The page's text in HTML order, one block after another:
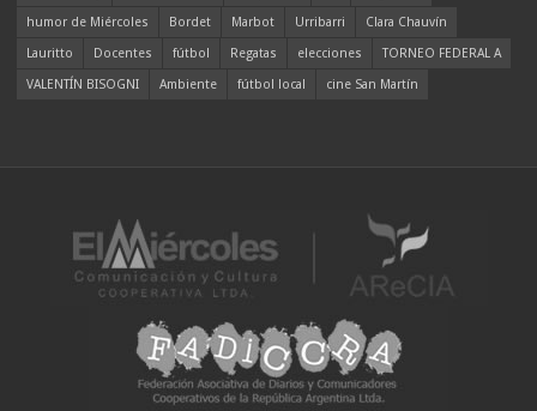
humor de Miércoles
Bordet Marbot Urribarri
Clara Chauvín
Lauritto
Docentes fútbol Regatas elecciones
TORNEO FEDERAL A
VALENTÍN BISOGNI
Ambiente fútbol local cine San Martín